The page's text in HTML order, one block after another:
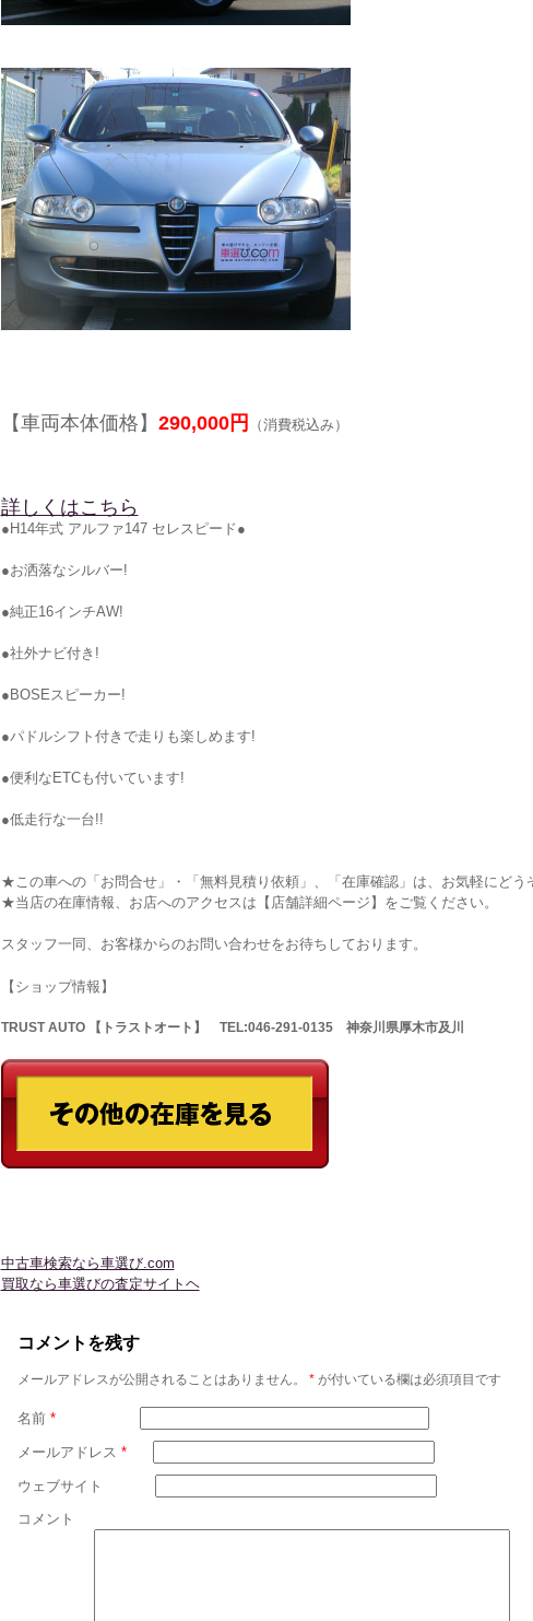
【車両本体価格】 290,000円 （消費税込み）
詳しくはこちら
●H14年式 アルファ147 セレスピード●
●お洒落なシルバー!
●純正16インチAW!
●社外ナビ付き!
●BOSEスピーカー!
●パドルシフト付きで走りも楽しめます!
●便利なETCも付いています!
●低走行な一台!!
★この車への「お問合せ」・「無料見積り依頼」、「在庫確認」は、お気軽にどう
★当店の在庫情報、お店へのアクセスは【店舗詳細ページ】をご覧ください。
スタッフ一同、お客様からのお問い合わせをお待ちしております。
【ショップ情報】
TRUST AUTO 【トラストオート】 TEL:046-291-0135 神奈川県厚木市及川
中古車検索なら車選び.com
買取なら車選びの査定サイトヘ
コメントを残す
メールアドレスが公開されることはありません。 *が付いている欄は必須項目です
名前 *
メールアドレス *
ウェブサイト
コメント